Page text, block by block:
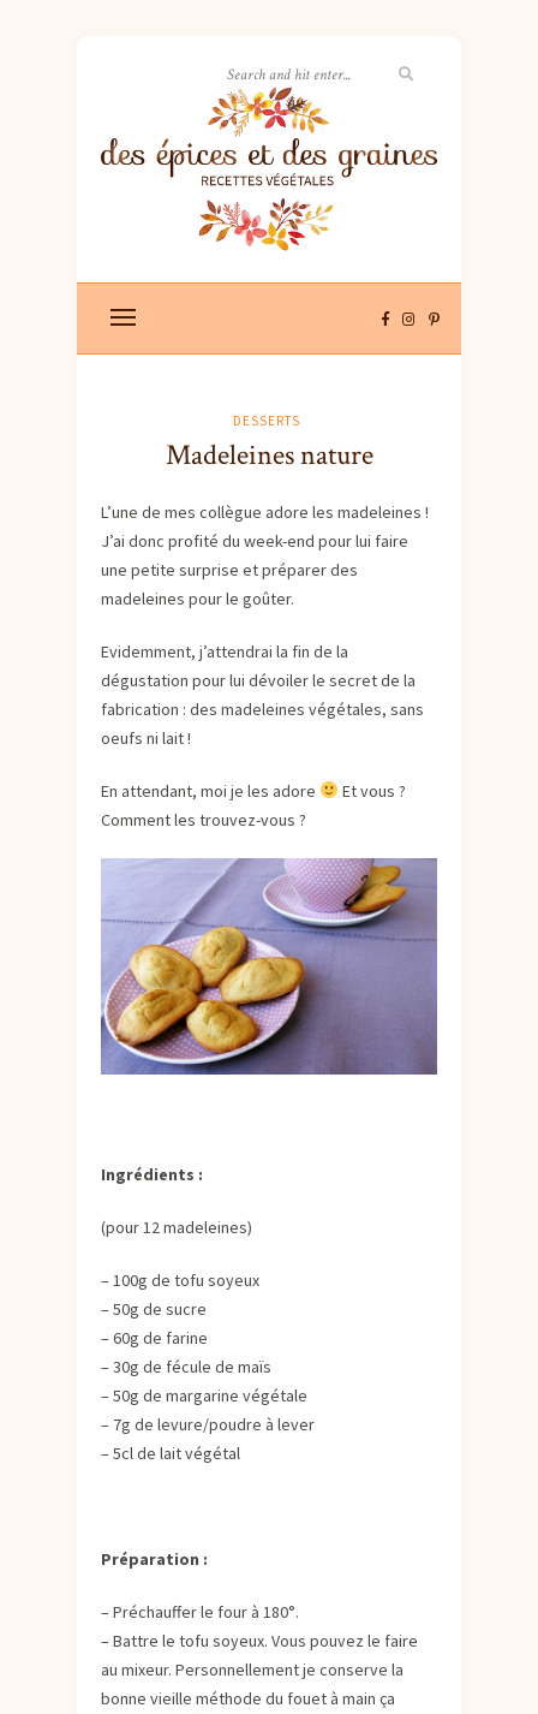
DESSERTS
Madeleines nature
L’une de mes collègue adore les madeleines !
J’ai donc profité du week-end pour lui faire
une petite surprise et préparer des
madeleines pour le goûter.
Evidemment, j’attendrai la fin de la
dégustation pour lui dévoiler le secret de la
fabrication : des madeleines végétales, sans
oeufs ni lait !
En attendant, moi je les adore
Et vous ?
Comment les trouvez-vous ?
Ingrédients :
(pour 12 madeleines)
– 100g de tofu soyeux
– 50g de sucre
– 60g de farine
– 30g de fécule de maïs
– 50g de margarine végétale
– 7g de levure/poudre à lever
– 5cl de lait végétal
Préparation :
– Préchauffer le four à 180°.
– Battre le tofu soyeux. Vous pouvez le faire
au mixeur. Personnellement je conserve la
bonne vieille méthode du fouet à main ça